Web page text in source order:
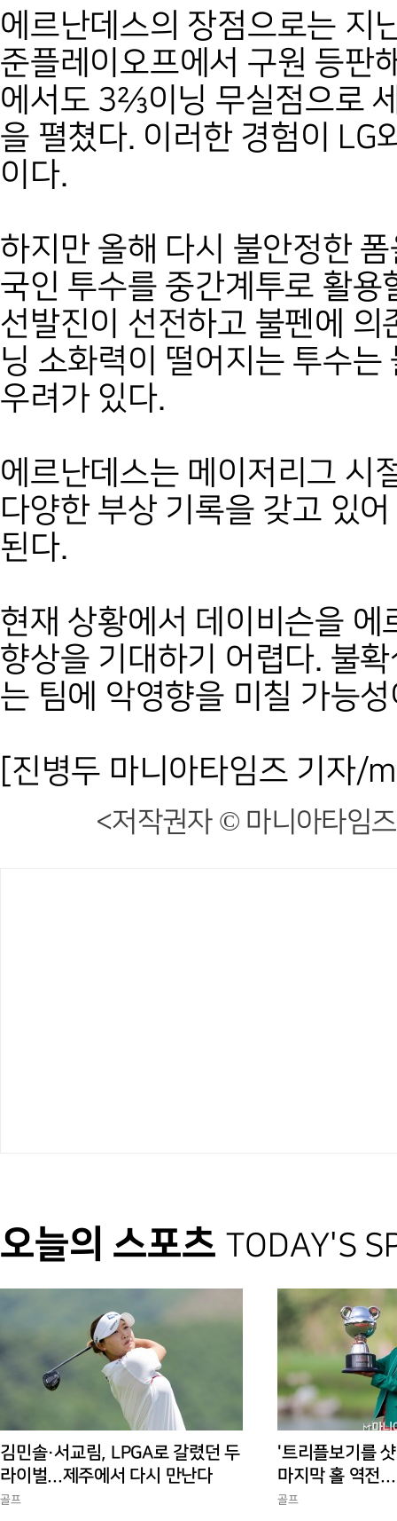
에르난데스의 장점으로는 지
준플레이오프에서 구원 등
에서도 3⅔이닝 무실점으로
을 펼쳤다. 이러한 경험이 LG
이다.
하지만 올해 다시 불안정한
국인 투수를 중간계투로 활
선발진이 선전하고 불펜에
닝 소화력이 떨어지는 투수
우려가 있다.
에르난데스는 메이저리그 시
다양한 부상 기록을 갖고 있
된다.
현재 상황에서 데이비슨을
향상을 기대하기 어렵다. 불
는 팀에 악영향을 미칠 가능
[진병두 마니아타임즈 기
<저작권자 © 마니아타임
오늘의 스포츠 TODAY'S
김민솔·서교림, LPGA로 갈렸던 두
라이벌...제주에서 다시 만난다
골프
'트리플보기를
마지막 홀 역전
10승 완성
골프